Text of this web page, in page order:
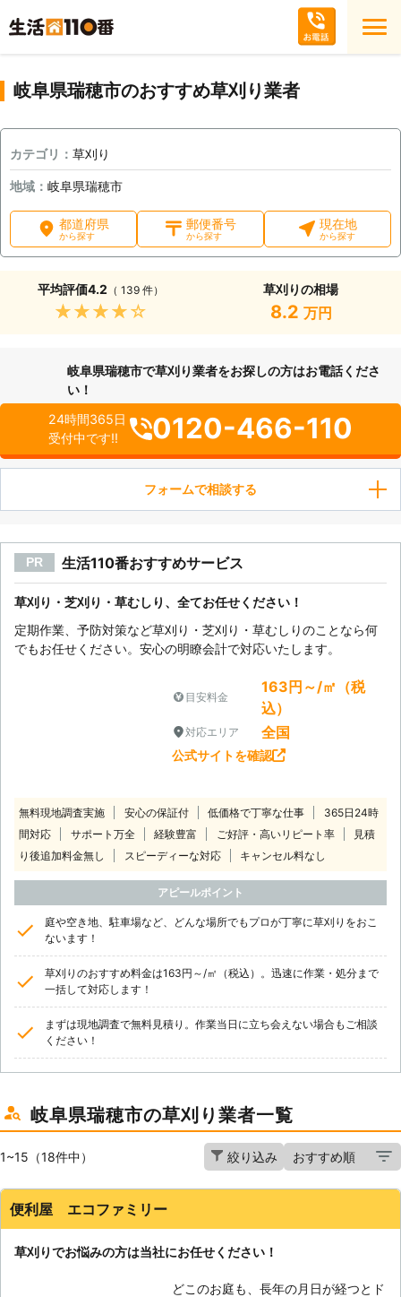
岐阜県瑞穂市のおすすめ草刈り業者
カテゴリ： 草刈り
地域： 岐阜県瑞穂市
都道府県
から探す
郵便番号
から探す
現在地
から探す
平均評価4.2 （ 139 件）
★★★★★
草刈りの相場
8.2 万円
岐阜県瑞穂市で草刈り業者をお探しの方はお電話くださ
い！
24時間365日
受付中です!!
0120-466-110
フォームで相談する
PR 生活110番おすすめサービス
草刈り・芝刈り・草むしり、全てお任せください！
定期作業、予防対策など草刈り・芝刈り・草むしりのことなら何
でもお任せください。安心の明瞭会計で対応いたします。
目安料金
163円～/㎡（税
込）
対応エリア 全国
公式サイトを確認
無料現地調査実施 安心の保証付 低価格で丁寧な仕事
365日24時
間対応
サポート万全 経験豊富 ご好評・高いリピート率
見積
り後追加料金無し
スピーディーな対応 キャンセル料なし
アピールポイント
庭や空き地、駐車場など、どんな場所でもプロが丁寧に草刈りをおこ
ないます！
草刈りのおすすめ料金は163円～/㎡（税込）。迅速に作業・処分まで
一括して対応します！
まずは現地調査で無料見積り。作業当日に立ち会えない場合もご相談
ください！
岐阜県瑞穂市の草刈り業者一覧
1~15（18件中） 絞り込み
便利屋 エコファミリー
草刈りでお悩みの方は当社にお任せください！
どこのお庭も、長年の月日が経つとド